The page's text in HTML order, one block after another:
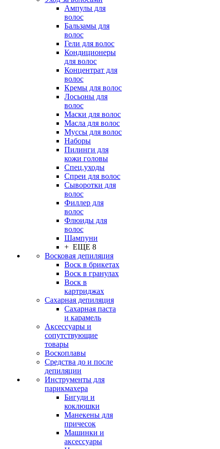
Ампулы для
волос
Бальзамы для
волос
Гели для волос
Кондиционеры
для волос
Концентрат для
волос
Кремы для волос
Лосьоны для
волос
Маски для волос
Масла для волос
Муссы для волос
Наборы
Пилинги для
кожи головы
Спец.уходы
Спреи для волос
Сыворотки для
волос
Филлер для
волос
Флюиды для
волос
Шампуни
+ ЕЩЕ 8
Восковая депиляция
Воск в брикетах
Воск в гранулах
Воск в
картриджах
Сахарная депиляция
Сахарная паста
и карамель
Аксессуары и
сопутствующие
товары
Воскоплавы
Средства до и после
депиляции
Инструменты для
парикмахера
Бигуди и
коклюшки
Манекены для
причесок
Машинки и
аксессуары